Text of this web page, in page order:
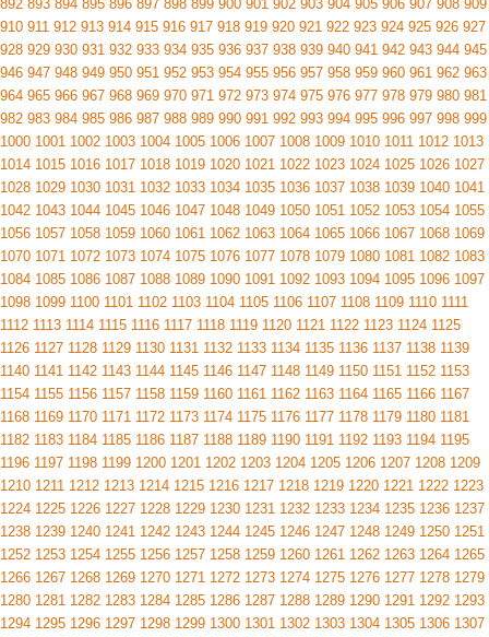
892 893 894 895 896 897 898 899 900 901 902 903 904 905 906 907 908 909
910 911 912 913 914 915 916 917 918 919 920 921 922 923 924 925 926 927
928 929 930 931 932 933 934 935 936 937 938 939 940 941 942 943 944 945
946 947 948 949 950 951 952 953 954 955 956 957 958 959 960 961 962 963
964 965 966 967 968 969 970 971 972 973 974 975 976 977 978 979 980 981
982 983 984 985 986 987 988 989 990 991 992 993 994 995 996 997 998 999
1000 1001 1002 1003 1004 1005 1006 1007 1008 1009 1010 1011 1012 1013
1014 1015 1016 1017 1018 1019 1020 1021 1022 1023 1024 1025 1026 1027
1028 1029 1030 1031 1032 1033 1034 1035 1036 1037 1038 1039 1040 1041
1042 1043 1044 1045 1046 1047 1048 1049 1050 1051 1052 1053 1054 1055
1056 1057 1058 1059 1060 1061 1062 1063 1064 1065 1066 1067 1068 1069
1070 1071 1072 1073 1074 1075 1076 1077 1078 1079 1080 1081 1082 1083
1084 1085 1086 1087 1088 1089 1090 1091 1092 1093 1094 1095 1096 1097
1098 1099 1100 1101 1102 1103 1104 1105 1106 1107 1108 1109 1110 1111
1112 1113 1114 1115 1116 1117 1118 1119 1120 1121 1122 1123 1124 1125
1126 1127 1128 1129 1130 1131 1132 1133 1134 1135 1136 1137 1138 1139
1140 1141 1142 1143 1144 1145 1146 1147 1148 1149 1150 1151 1152 1153
1154 1155 1156 1157 1158 1159 1160 1161 1162 1163 1164 1165 1166 1167
1168 1169 1170 1171 1172 1173 1174 1175 1176 1177 1178 1179 1180 1181
1182 1183 1184 1185 1186 1187 1188 1189 1190 1191 1192 1193 1194 1195
1196 1197 1198 1199 1200 1201 1202 1203 1204 1205 1206 1207 1208 1209
1210 1211 1212 1213 1214 1215 1216 1217 1218 1219 1220 1221 1222 1223
1224 1225 1226 1227 1228 1229 1230 1231 1232 1233 1234 1235 1236 1237
1238 1239 1240 1241 1242 1243 1244 1245 1246 1247 1248 1249 1250 1251
1252 1253 1254 1255 1256 1257 1258 1259 1260 1261 1262 1263 1264 1265
1266 1267 1268 1269 1270 1271 1272 1273 1274 1275 1276 1277 1278 1279
1280 1281 1282 1283 1284 1285 1286 1287 1288 1289 1290 1291 1292 1293
1294 1295 1296 1297 1298 1299 1300 1301 1302 1303 1304 1305 1306 1307